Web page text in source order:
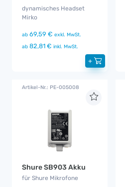
dynamisches Headset
Mirko
ab 69,59 € exkl. MwSt.
ab 82,81 € inkl. MwSt.
+
Artikel-Nr.: PE-005008
Shure SB903 Akku
für Shure Mikrofone